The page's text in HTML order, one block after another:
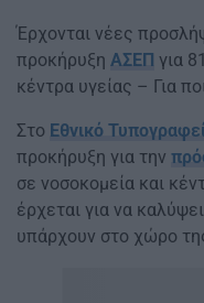
Έρχονται νέες
προκήρυξη ΑΣΕΠ για
κέντρα υγείας – Για
Στο Εθνικό
προκήρυξη για την
σε νοσοκομεία και
έρχεται για να
υπάρχουν στο χώρο